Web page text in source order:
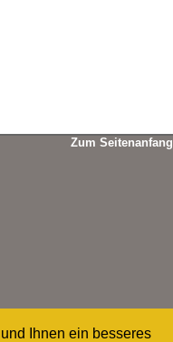
Ihnen ein besseres
Zum Seitenanfang